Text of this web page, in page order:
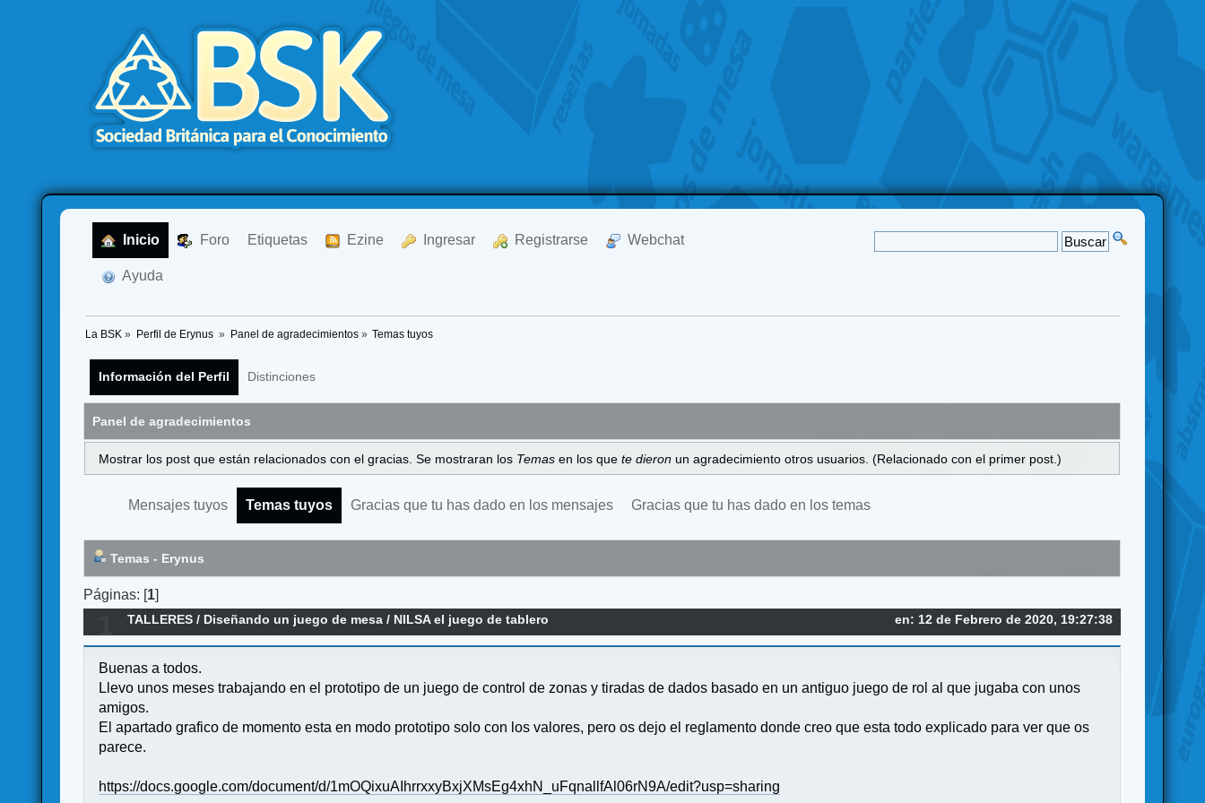
Inicio Foro Etiquetas Ezine Ingresar Registrarse Webchat
Ayuda
La BSK » Perfil de Erynus » Panel de agradecimientos» Temas tuyos
Información del Perfil Distinciones
Panel de agradecimientos
Mostrar los post que están relacionados con el gracias. Se mostraran los Temas en los que te dieron un agradecimiento otros usuarios. (Relacionado con el primer post.)
Mensajes tuyos Temas tuyos Gracias que tu has dado en los mensajes Gracias que tu has dado en los temas
Temas - Erynus
Páginas: [1]
en: 12 de Febrero de 2020, 19:27:38
TALLERES / Diseñando un juego de mesa / NILSA el juego de tablero
Buenas a todos.
Llevo unos meses trabajando en el prototipo de un juego de control de zonas y tiradas de dados basado en un antiguo juego de rol al que jugaba con unos
amigos.
El apartado grafico de momento esta en modo prototipo solo con los valores, pero os dejo el reglamento donde creo que esta todo explicado para ver que os
parece.
https://docs.google.com/document/d/1mOQixuAIhrrxxyBxjXMsEg4xhN_uFqnallfAl06rN9A/edit?usp=sharing